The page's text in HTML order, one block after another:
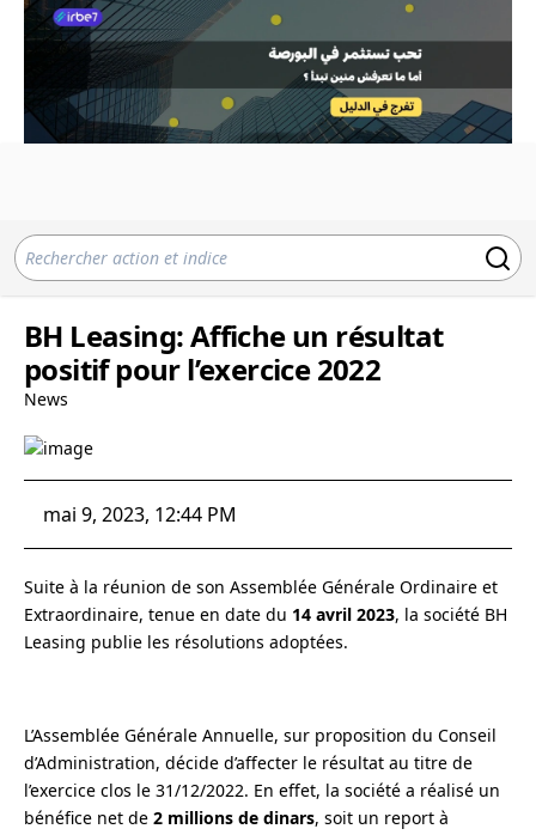
BH Leasing: Affiche un résultat
positif pour l’exercice 2022
News
mai 9, 2023, 12:44 PM
Suite à la réunion de son Assemblée Générale Ordinaire et
Extraordinaire, tenue en date du 14 avril 2023, la société BH
Leasing publie les résolutions adoptées.
L’Assemblée Générale Annuelle, sur proposition du Conseil
d’Administration, décide d’affecter le résultat au titre de
l’exercice clos le 31/12/2022. En effet, la société a réalisé un
bénéfice net de 2 millions de dinars, soit un report à